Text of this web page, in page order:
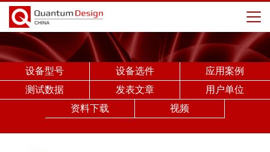
设备型号 设备选件
应用案例
测试数据
发表文章
用户单位
资料下载
视频